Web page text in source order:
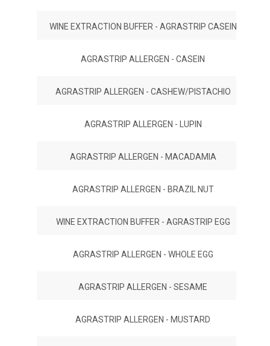
WINE EXTRACTION BUFFER - AGRASTRIP CASEIN
AGRASTRIP ALLERGEN - CASEIN
AGRASTRIP ALLERGEN - CASHEW/PISTACHIO
AGRASTRIP ALLERGEN - LUPIN
AGRASTRIP ALLERGEN - MACADAMIA
AGRASTRIP ALLERGEN - BRAZIL NUT
WINE EXTRACTION BUFFER - AGRASTRIP EGG
AGRASTRIP ALLERGEN - WHOLE EGG
AGRASTRIP ALLERGEN - SESAME
AGRASTRIP ALLERGEN - MUSTARD